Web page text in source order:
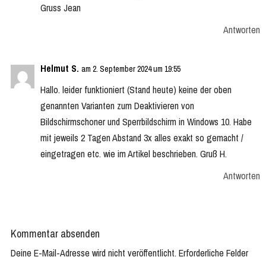
Gruss Jean
Antworten
Helmut S. am 2. September 2024 um 19:55
Hallo. leider funktioniert (Stand heute) keine der oben
genannten Varianten zum Deaktivieren von
Bildschirmschoner und Sperrbildschirm in Windows 10. Habe
mit jeweils 2 Tagen Abstand 3x alles exakt so gemacht /
eingetragen etc. wie im Artikel beschrieben. Gruß H.
Antworten
Kommentar absenden
Deine E-Mail-Adresse wird nicht veröffentlicht. Erforderliche Felder